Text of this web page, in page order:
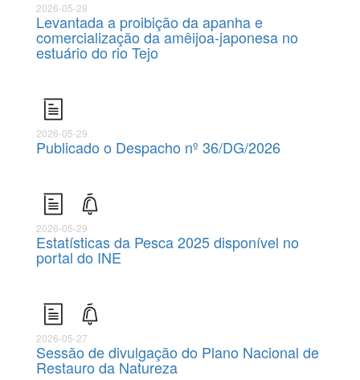
2026-05-29
Levantada a proibição da apanha e
comercialização da amêijoa-japonesa no
estuário do rio Tejo
2026-05-29
Publicado o Despacho nº 36/DG/2026
2026-05-29
Estatísticas da Pesca 2025 disponível no
portal do INE
2026-05-27
Sessão de divulgação do Plano Nacional de
Restauro da Natureza